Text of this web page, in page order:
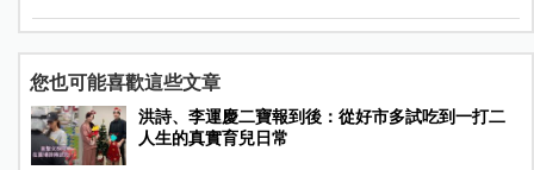
您也可能喜歡這些文章
洪詩、李運慶二寶報到後：從好市多試吃到一打二
人生的真實育兒日常